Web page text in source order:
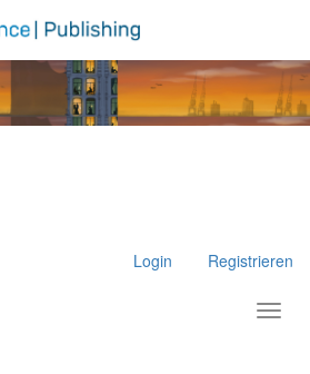
Login Registrieren